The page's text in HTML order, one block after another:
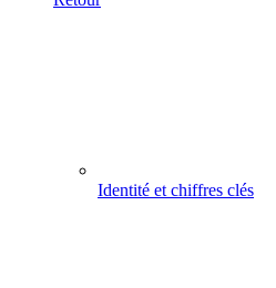
Identité et chiffres clés